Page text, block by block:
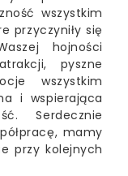
wszystkim
przyczyniły się
hojności
pyszne
wszystkim
i wspierająca
Serdecznie
mamy
przy kolejnych